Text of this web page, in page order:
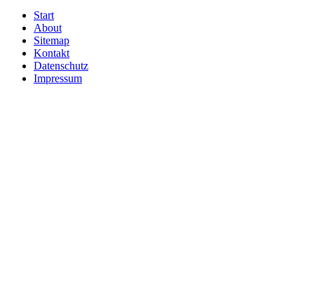
Start
About
Sitemap
Kontakt
Datenschutz
Impressum